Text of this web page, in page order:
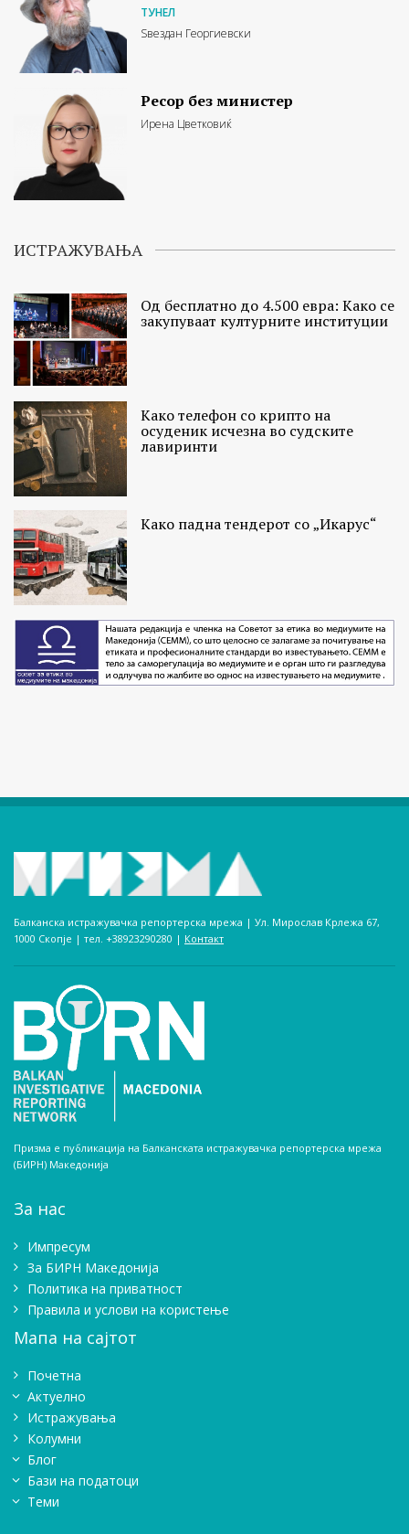
ТУНЕЛ
Ѕвездан Георгиевски
Ресор без министер
Ирена Цветковиќ
ИСТРАЖУВАЊА
Од бесплатно до 4.500 евра: Како се
закупуваат културните институции
Како телефон со крипто на
осуденик исчезна во судските
лавиринти
Како падна тендерот со „Икарус“
Балканска истражувачка репортерска мрежа | Ул. Мирослав Крлежа 67,
1000 Скопје | тел. +38923290280­ | Контакт
Призма е публикација на Балканската истражувачка репортерска мрежа
(БИРН) Македонија
За нас
Импресум
Зa БИРН Македонија
Политика на приватност
Правила и услови на користење
Мапа на сајтот
Почетна
Актуелно
Истражувањa
Колумни
Блог
Бази на податоци
Теми